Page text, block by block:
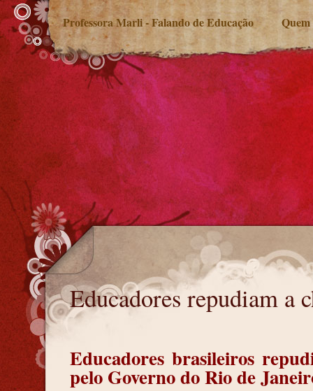
Professora Marli - Falando de Educação Quem
Educadores repudiam a
Educadores repudiam a chacina
Educadores brasileiros
pelo Governo do Rio de